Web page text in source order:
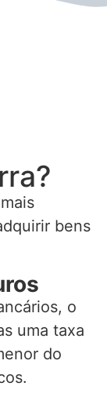
bens
o
uma taxa
do